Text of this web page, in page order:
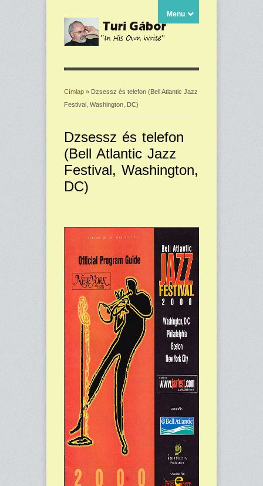
Menu
Jelenlegi hely
Címlap » Dzsessz és telefon (Bell Atlantic Jazz
Festival, Washington, DC)
Dzsessz és telefon
(Bell Atlantic Jazz
Festival, Washington,
DC)